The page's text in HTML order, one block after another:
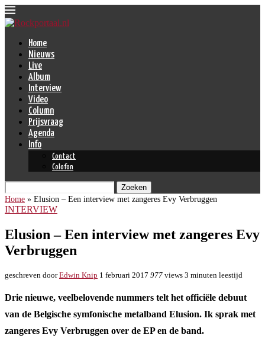
Home
Nieuws
Live
Album
Interview
Video
Column
Prijsvraag
Agenda
Info
Contact
Colofon
Zoeken
Home » Elusion – Een interview met zangeres Evy Verbruggen
INTERVIEW
Elusion – Een interview met zangeres Evy
Verbruggen
geschreven doorEdwin Knip 1 februari 2017 977 views 3 minuten leestijd
Drie nieuwe, veelbelovende nummers telt het officiële debuut
van de Belgische symfonische metalband Elusion. Ik sprak met
zangeres Evy Verbruggen over de EP en de band.